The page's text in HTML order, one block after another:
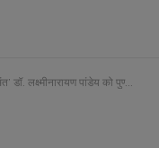
पांडेय को पुण्यतिथि पर श्रद्धांजलि, जावरा में गो-सेवा कर किया स्मरण